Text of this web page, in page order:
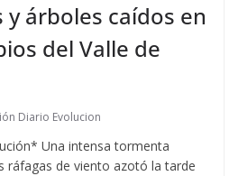
árboles caídos en
del Valle de
Diario Evolucion
Una intensa tormenta
ráfagas de viento azotó la tarde